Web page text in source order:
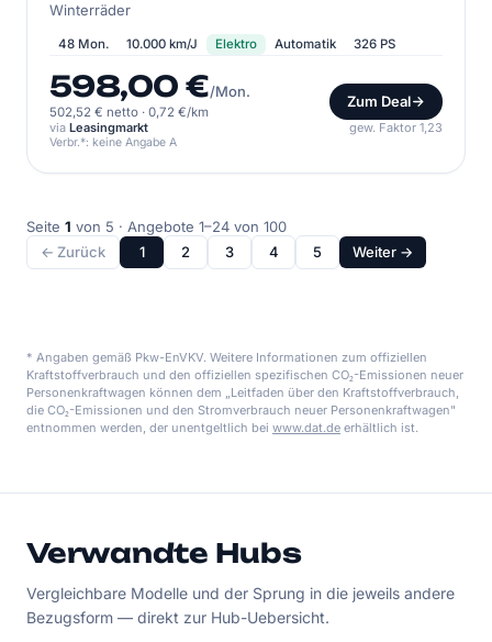
Winterräder
48 Mon. 10.000 km/J Elektro Automatik 326 PS
598,00 €/Mon.
502,52 € netto · 0,72 €/km
Zum Deal
via Leasingmarkt gew. Faktor 1,23
Verbr.*: keine Angabe A
Seite 1 von 5 · Angebote 1–24 von 100
← Zurück
1 2 3 4 5 Weiter →
* Angaben gemäß Pkw-EnVKV. Weitere Informationen zum offiziellen
Kraftstoffverbrauch und den offiziellen spezifischen CO₂-Emissionen neuer
Personenkraftwagen können dem „Leitfaden über den Kraftstoffverbrauch,
die CO₂-Emissionen und den Stromverbrauch neuer Personenkraftwagen"
entnommen werden, der unentgeltlich bei www.dat.de erhältlich ist.
Verwandte Hubs
Vergleichbare Modelle und der Sprung in die jeweils andere
Bezugsform — direkt zur Hub-Uebersicht.